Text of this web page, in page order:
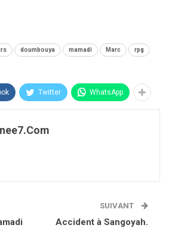
doumbouya mamadi Marc rpg
Twitter WhatsApp
SUIVANT
Accident à Sangoyah.